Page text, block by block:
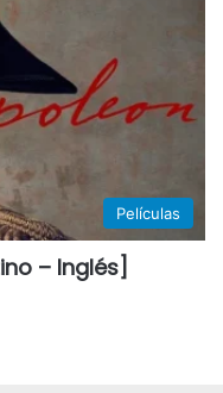
Películas
– Inglés]